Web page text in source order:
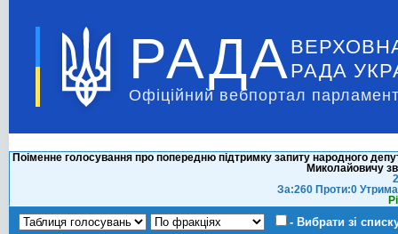
РАДА РАДА
Офіційний вебпортал
Поіменне голосування про попередню підтримку запиту народного
Миколайовичу
За:260 Проти:0
- Вибрати зі